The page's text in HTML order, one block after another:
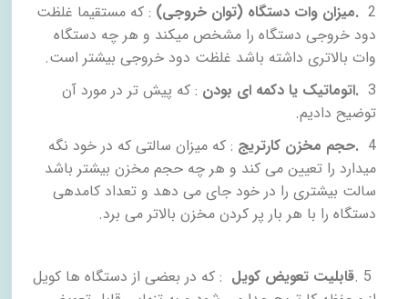
2
.میزان وات دستگاه (توان خروجی) : که مستقیما غلظت
دود خروجی دستگاه را مشخص میکند و هر چه دستگاه
وات بالاتری داشته باشد غلظت دود خروجی بیشتر است.
3
.اتوماتیک یا دکمه ای بودن : که پیش تر در مورد آن
توضیح دادیم.
4
.حجم مخزن کارتریج : که میزان سالتی که در خود نگه
میدارد را تعیین می کند و هر چه حجم مخزن بیشتر باشد
سالت بیشتری را در خود جای می دهد و تعداد کامدهی
دستگاه را با هر بار پر کردن مخزن بالاتر می برد.
.قابلیت تعویض کویل : که در بعضی از دستگاه ها کویل